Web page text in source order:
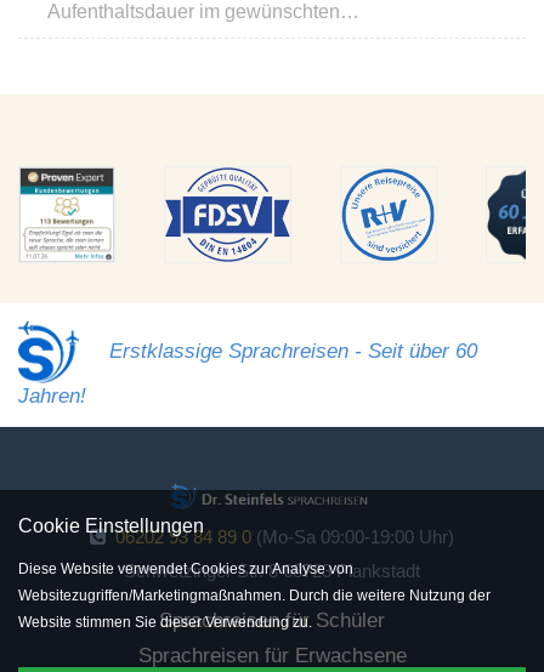
Cookie Einstellungen
Diese Website verwendet Cookies zur Analyse von
Websitezugriffen/Marketingmaßnahmen. Durch die weitere Nutzung der
Website stimmen Sie dieser Verwendung zu.
Aufenthaltsdauer im gewünschten…
Erstklassige Sprachreisen - Seit über 60
Jahren!
06202 93 84 89 0 (Mo-Sa 09:00-19:00 Uhr)
Schwetzinger Str. 8 68723 Plankstadt
Sprachreisen für Schüler
Sprachreisen für Erwachsene